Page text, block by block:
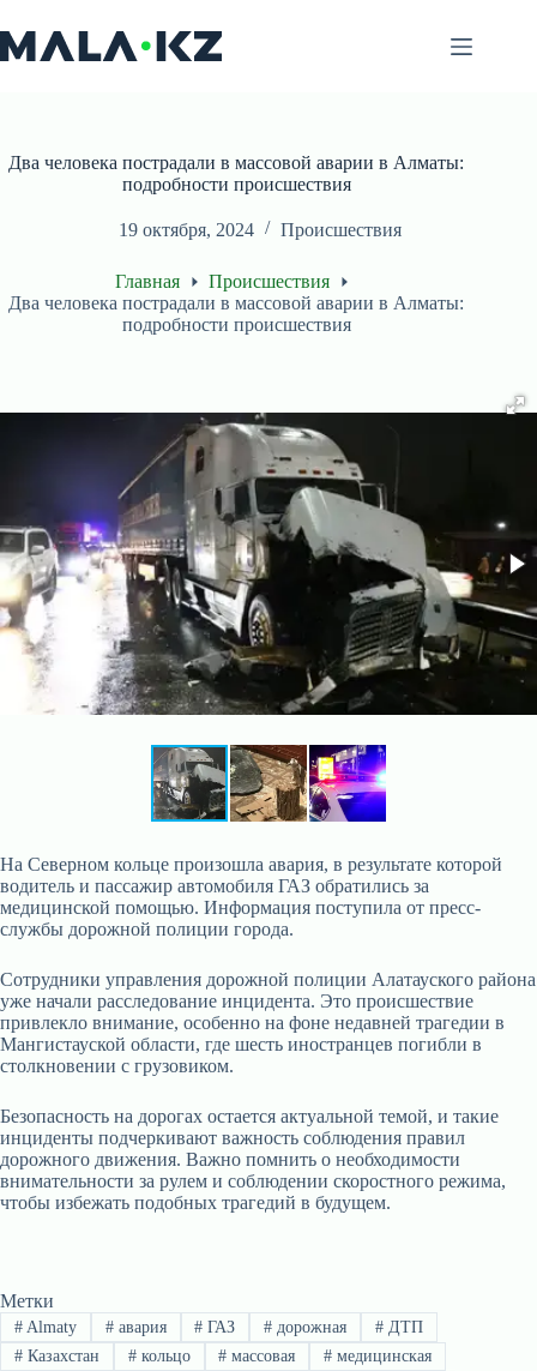
к
сути
Два человека пострадали в массовой аварии в Алматы:
подробности происшествия
19 октября, 2024 Происшествия
Главная
Происшествия
Два человека пострадали в массовой аварии в Алматы:
подробности происшествия
На Северном кольце произошла авария, в результате которой
водитель и пассажир автомобиля ГАЗ обратились за
медицинской помощью. Информация поступила от пресс-
службы дорожной полиции города.
Сотрудники управления дорожной полиции Алатауского района
уже начали расследование инцидента. Это происшествие
привлекло внимание, особенно на фоне недавней трагедии в
Мангистауской области, где шесть иностранцев погибли в
столкновении с грузовиком.
Безопасность на дорогах остается актуальной темой, и такие
инциденты подчеркивают важность соблюдения правил
дорожного движения. Важно помнить о необходимости
внимательности за рулем и соблюдении скоростного режима,
чтобы избежать подобных трагедий в будущем.
Метки
#Almaty #авария # ГАЗ # дорожная # ДТП
#Казахстан #кольцо # массовая # медицинская